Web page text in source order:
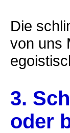
Die
von uns
3.
oder